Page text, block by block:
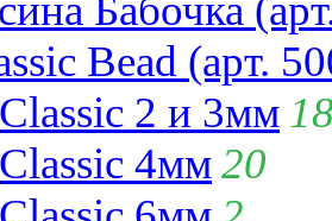
Bead (арт.
Classic 2 и 3мм
Classic 4мм20